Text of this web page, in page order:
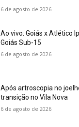
6 de agosto de 2026
Ao vivo: Goiás x Atlético
Goiás Sub-15
6 de agosto de 2026
Após artroscopia no
transição no Vila Nova
6 de agosto de 2026